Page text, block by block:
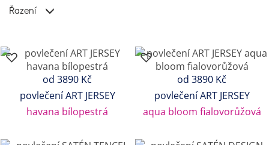
Řazení
od 3890 Kč
povlečení ART JERSEY
havana bílopestrá
od 3890 Kč
povlečení ART JERSEY
aqua bloom fialovorůžová